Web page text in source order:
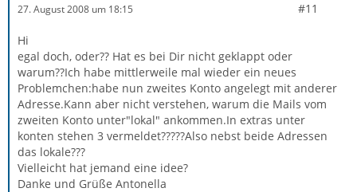
27. August 2008 um 18:15 #11
Hi
egal doch, oder?? Hat es bei Dir nicht geklappt oder
warum??Ich habe mittlerweile mal wieder ein neues
Problemchen:habe nun zweites Konto angelegt mit anderer
Adresse.Kann aber nicht verstehen, warum die Mails vom
zweiten Konto unter"lokal" ankommen.In extras unter
konten stehen 3 vermeldet?????Also nebst beide Adressen
das lokale???
Vielleicht hat jemand eine idee?
Danke und Grüße Antonella